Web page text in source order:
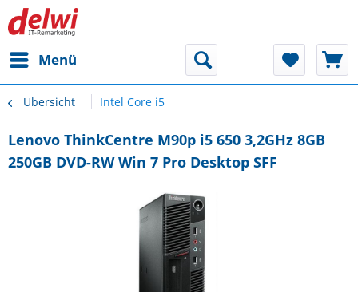
Menü
Übersicht Intel Core i5
Lenovo ThinkCentre M90p i5 650 3,2GHz 8GB
250GB DVD-RW Win 7 Pro Desktop SFF